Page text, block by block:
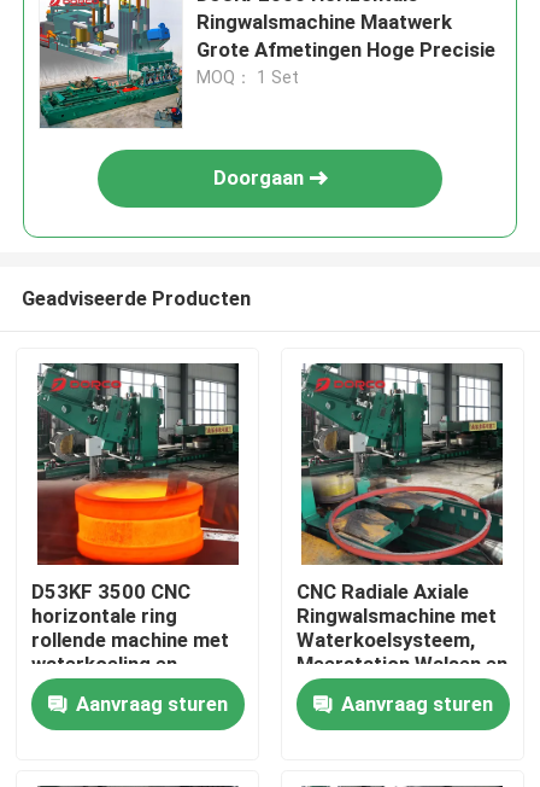
Thuis
Producten
Videos
Ringwalsmachine Maatwerk
Grote Afmetingen Hoge Precisie
MOQ： 1 Set
Doorgaan
Geadviseerde Producten
D53KF 3500 CNC
horizontale ring
rollende machine met
waterkoeling en
geautomatiseerde
rollende cyclus
Aanvraag sturen
CNC Radiale Axiale
Ringwalsmachine met
Waterkoelsysteem,
Meerstation Walsen en
Noodstopknop
Aanvraag sturen